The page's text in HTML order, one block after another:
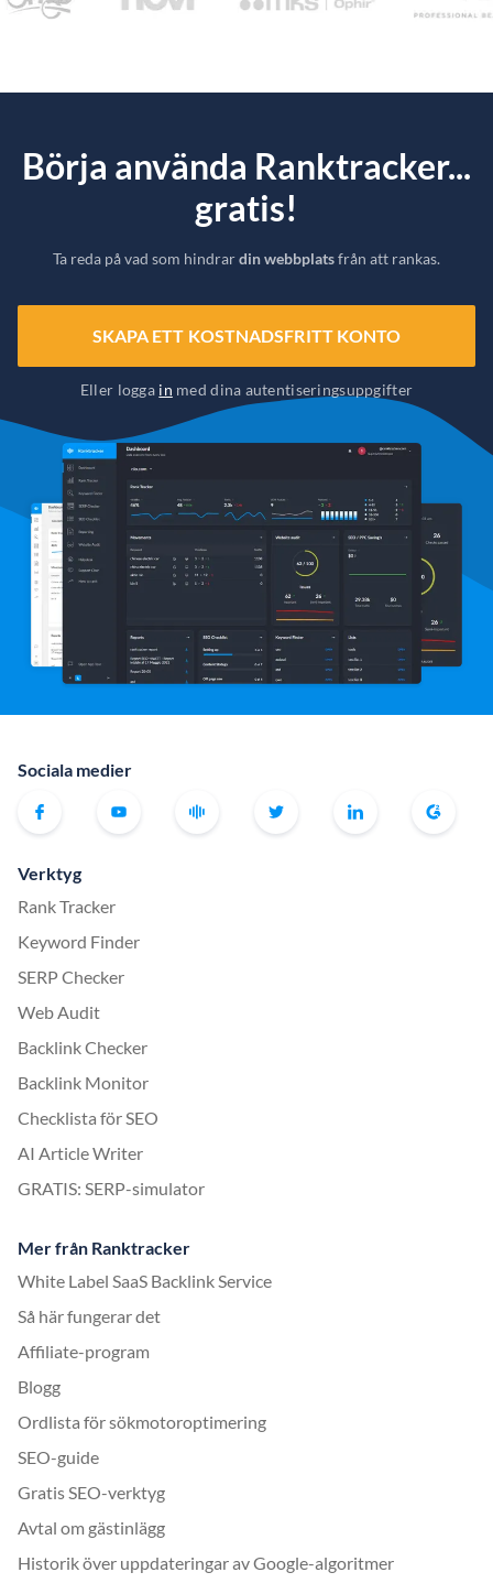
Börja använda Ranktracker...
gratis!
Ta reda på vad som hindrardin webbplatsfrån att rankas.
SKAPA ETT KOSTNADSFRITT KONTO
Eller logga in med dina autentiseringsuppgifter
Sociala medier
Verktyg
Rank Tracker
Keyword Finder
SERP Checker
Web Audit
Backlink Checker
Backlink Monitor
Checklista för SEO
AI Article Writer
GRATIS: SERP-simulator
Mer från Ranktracker
White Label SaaS Backlink Service
Så här fungerar det
Affiliate-program
Blogg
Ordlista för sökmotoroptimering
SEO-guide
Gratis SEO-verktyg
Avtal om gästinlägg
Historik över uppdateringar av Google-algoritmer